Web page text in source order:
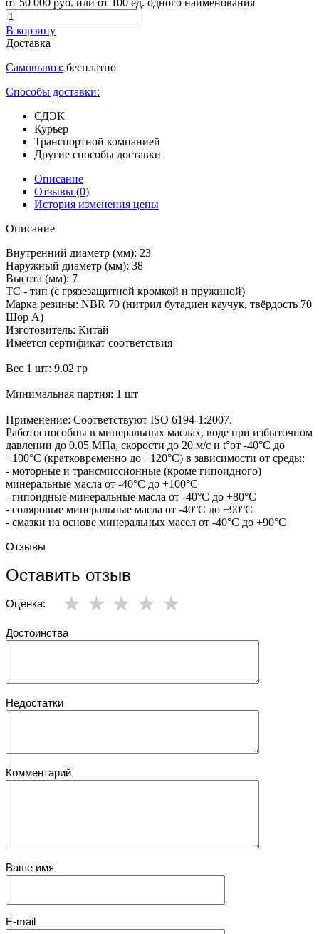
В корзину
Доставка
Самовывоз: бесплатно
Способы доставки:
СДЭК
Курьер
Транспортной компанией
Другие способы доставки
Описание
Отзывы (0)
История изменения цены
Описание
Внутренний диаметр (мм): 23
Наружный диаметр (мм): 38
Высота (мм): 7
TC - тип (с грязезащитной кромкой и пружиной)
Марка резины: NBR 70 (нитрил бутадиен каучук, твёрдость 70
Шор А)
Изготовитель: Китай
Имеется сертификат соответствия
Вес 1 шт: 9.02 гр
Минимальная партия: 1 шт
Применение: Соответствуют ISO 6194-1:2007.
Работоспособны в минеральных маслах, воде при избыточном
давлении до 0.05 МПа, скорости до 20 м/с и t°от -40°С до
+100°С (кратковременно до +120°С) в зависимости от среды:
- моторные и трансмиссионные (кроме гипоидного)
минеральные масла от -40°С до +100°С
- гипоидные минеральные масла от -40°С до +80°С
- соляровые минеральные масла от -40°С до +90°С
- смазки на основе минеральных масел от -40°С до +90°С
Отзывы
Оставить отзыв
Оценка:
Достоинства
Недостатки
Комментарий
Ваше имя
E-mail